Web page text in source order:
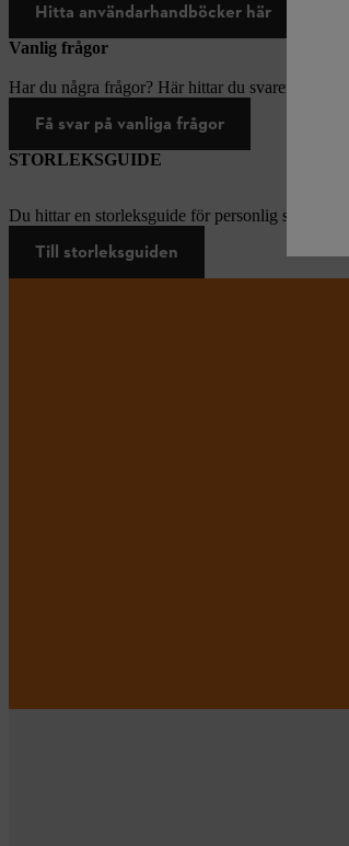
Hitta användarhandböcker här
Vanlig frågor
Har du några frågor? Här hittar du svaren på de
Få svar på vanliga frågor
STORLEKSGUIDE
Du hittar en storleksguide för personlig
Till storleksguiden